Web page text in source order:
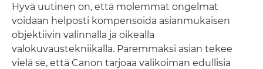
Hyvä uutinen on, että molemmat ongelmat
voidaan helposti kompensoida asianmukaisen
objektiivin valinnalla ja oikealla
valokuvaustekniikalla. Paremmaksi asian tekee
vielä se, että Canon tarjoaa valikoiman edullisia